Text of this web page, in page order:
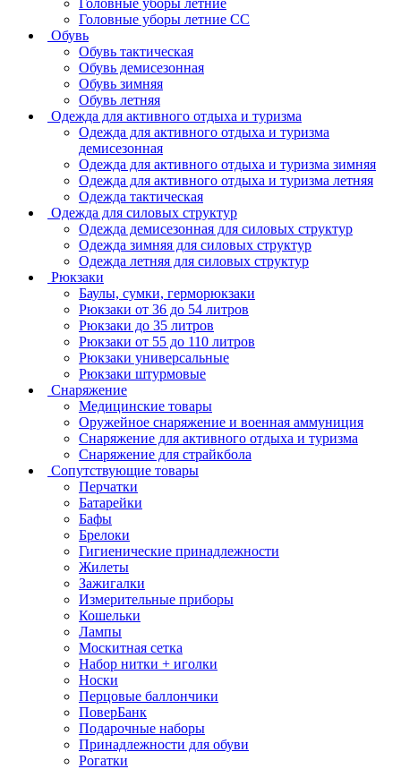
Головные уборы летние
Головные уборы летние СС
Обувь
Обувь тактическая
Обувь демисезонная
Обувь зимняя
Обувь летняя
Одежда для активного отдыха и туризма
Одежда для активного отдыха и туризма
демисезонная
Одежда для активного отдыха и туризма зимняя
Одежда для активного отдыха и туризма летняя
Одежда тактическая
Одежда для силовых структур
Одежда демисезонная для силовых структур
Одежда зимняя для силовых структур
Одежда летняя для силовых структур
Рюкзаки
Баулы, сумки, герморюкзаки
Рюкзаки от 36 до 54 литров
Рюкзаки до 35 литров
Рюкзаки от 55 до 110 литров
Рюкзаки универсальные
Рюкзаки штурмовые
Снаряжение
Медицинские товары
Оружейное снаряжение и военная аммуниция
Снаряжение для активного отдыха и туризма
Снаряжение для страйкбола
Сопутствующие товары
Перчатки
Батарейки
Бафы
Брелоки
Гигиенические принадлежности
Жилеты
Зажигалки
Измерительные приборы
Кошельки
Лампы
Москитная сетка
Набор нитки + иголки
Носки
Перцовые баллончики
ПоверБанк
Подарочные наборы
Принадлежности для обуви
Рогатки